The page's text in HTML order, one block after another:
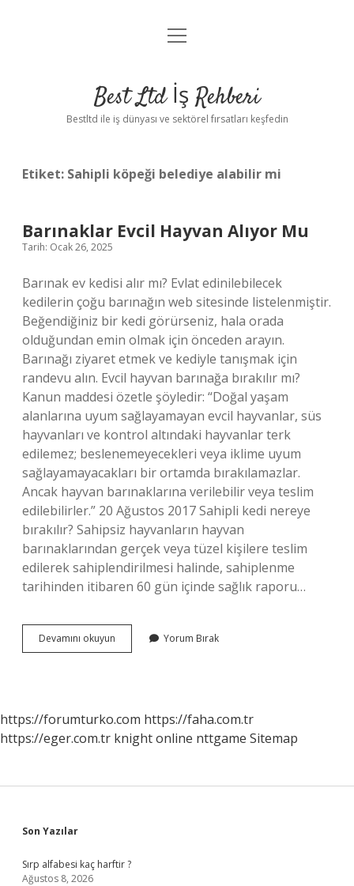
Anasayfa
Yasal Uyarı
menüyü
Best Ltd İş Rehberi
Bestltd ile iş dünyası ve sektörel fırsatları keşfedin
Etiket: Sahipli köpeği belediye alabilir mi
Barınaklar Evcil Hayvan Alıyor Mu
Tarih: Ocak 26, 2025
Barınak ev kedisi alır mı? Evlat edinilebilecek
kedilerin çoğu barınağın web sitesinde listelenmiştir.
Beğendiğiniz bir kedi görürseniz, hala orada
olduğundan emin olmak için önceden arayın.
Barınağı ziyaret etmek ve kediyle tanışmak için
randevu alın. Evcil hayvan barınağa bırakılır mı?
Kanun maddesi özetle şöyledir: “Doğal yaşam
alanlarına uyum sağlayamayan evcil hayvanlar, süs
hayvanları ve kontrol altındaki hayvanlar terk
edilemez; beslenemeyecekleri veya iklime uyum
sağlayamayacakları bir ortamda bırakılamazlar.
Ancak hayvan barınaklarına verilebilir veya teslim
edilebilirler.” 20 Ağustos 2017 Sahipli kedi nereye
bırakılır? Sahipsiz hayvanların hayvan
barınaklarından gerçek veya tüzel kişilere teslim
edilerek sahiplendirilmesi halinde, sahiplenme
tarihinden itibaren 60 gün içinde sağlık raporu…
Devamını okuyun Barınaklar
Evcil
Yorum Bırak
https://forumturko.com https://faha.com.tr
https://eger.com.tr knight online nttgame Sitemap
Sidebar
Son Yazılar
Sırp alfabesi kaç harftir ?
Ağustos 8, 2026